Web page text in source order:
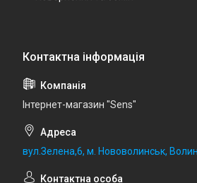
Iнтернет-магазин "Sens"
вул.Зелена,6, м. Нововолинськ,